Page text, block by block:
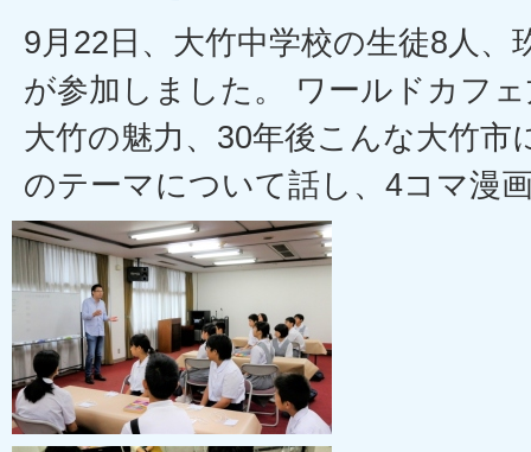
9月22日、大竹中学校の生徒8人、
が参加しました。 ワールドカフ
大竹の魅力、30年後こんな大竹市
のテーマについて話し、4コマ漫